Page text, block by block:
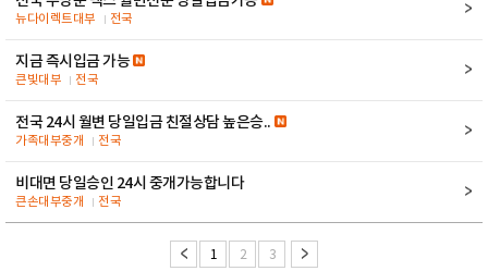
뉴다이렉트대부 전국
지금 즉시입금 가능
큰빛대부 전국
전국 24시 월변 당일입금 친절상담 높은승..
가족대부중개 전국
비대면 당일승인 24시 중개가능합니다
큰손대부중개 전국
1 2 3